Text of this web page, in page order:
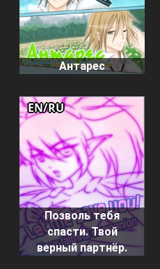
Антарес
Позволь тебя
спасти. Твой
верный партнёр.
EN/RU